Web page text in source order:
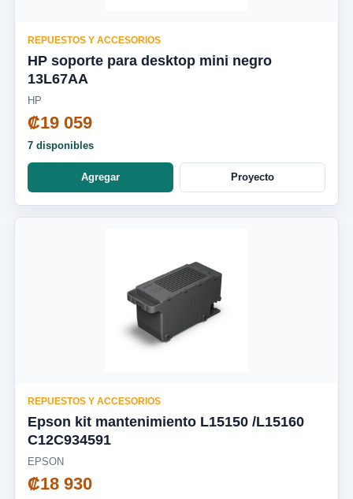
REPUESTOS Y ACCESORIOS
HP soporte para desktop mini negro
13L67AA
HP
₡19 059
7 disponibles
Agregar Proyecto
REPUESTOS Y ACCESORIOS
Epson kit mantenimiento L15150 /L15160
C12C934591
EPSON
₡18 930